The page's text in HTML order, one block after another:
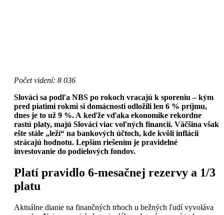
Počet videní: 8 036
Slováci sa podľa NBS po rokoch vracajú k sporeniu – kým
pred piatimi rokmi si domácnosti odložili len 6 % príjmu,
dnes je to už 9 %. A keďže vďaka ekonomike rekordne
rastú platy, majú Slováci viac voľných financií. Väčšina však
ešte stále „leží“ na bankových účtoch, kde kvôli inflácii
strácajú hodnotu. Lepším riešením je pravidelné
investovanie do podielových fondov.
Platí pravidlo 6-mesačnej rezervy a 1/3
platu
Aktuálne dianie na finančných trhoch u bežných ľudí vyvoláva